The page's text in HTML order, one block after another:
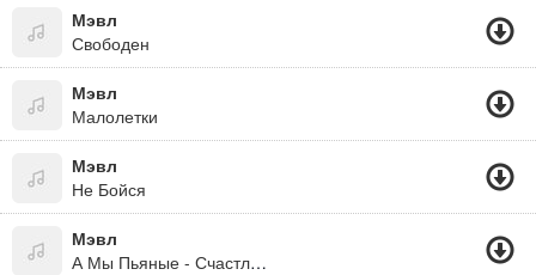
Мэвл
Свободен
Мэвл
Малолетки
Мэвл
Не Бойся
Мэвл
А Мы Пьяные - Счастливые